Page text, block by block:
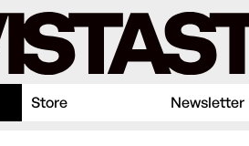
Store Newsletter